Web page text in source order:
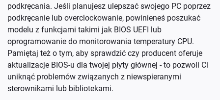
podkręcania. Jeśli planujesz ulepszać swojego PC poprzez
podkręcanie lub overclockowanie, powinieneś poszukać
modelu z funkcjami takimi jak BIOS UEFI lub
oprogramowanie do monitorowania temperatury CPU.
Pamiętaj też o tym, aby sprawdzić czy producent oferuje
aktualizacje BIOS-u dla twojej płyty głównej - to pozwoli Ci
uniknąć problemów związanych z niewspieranymi
sterownikami lub bibliotekami.